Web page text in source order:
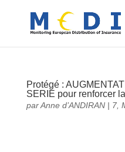
Protégé :
SERIE pour renforcer
parAnne d’ANDIRAN| 7,